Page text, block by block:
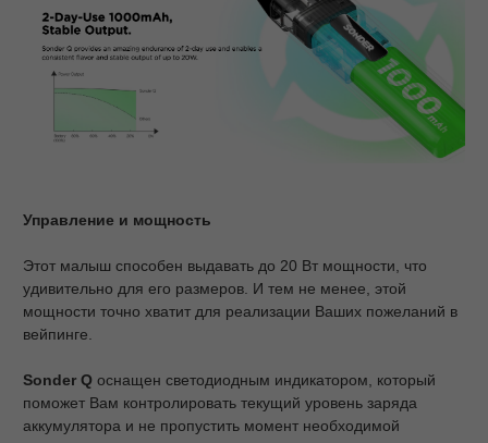
Управление и мощность
Этот малыш способен выдавать до 20 Вт мощности, что
удивительно для его размеров. И тем не менее, этой
мощности точно хватит для реализации Ваших пожеланий в
вейпинге.
Sonder Q оснащен светодиодным индикатором, который
поможет Вам контролировать текущий уровень заряда
аккумулятора и не пропустить момент необходимой